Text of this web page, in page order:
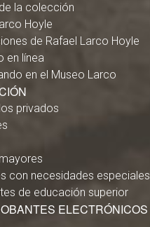
la colección
Hoyle
de Rafael Larco Hoyle
en línea
en el Museo Larco
privados
con necesidades especiales
de educación superior
ELECTRÓNICOS